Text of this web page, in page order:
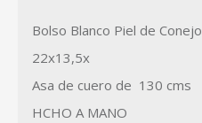
Bolso Blanco Piel de Conejo
22x13,5x
Asa de cuero de 130 cms
HCHO A MANO